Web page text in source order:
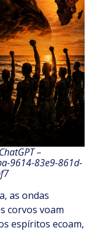
–
9614-83e9-861d-
as ondas
corvos voam
espíritos ecoam,